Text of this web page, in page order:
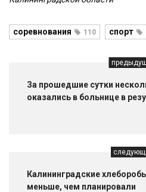
соревнования 110 спорт
За прошедшие сутки
оказались в больнице в
Калининградские
меньше, чем планировали